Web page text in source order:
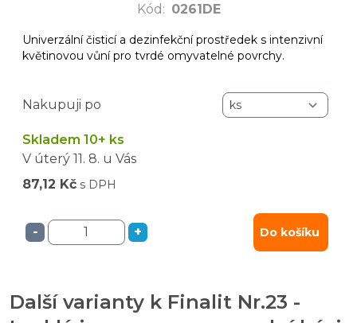
Kód : 0261DE
Univerzální čisticí a dezinfekční prostředek s intenzivní
květinovou vůní pro tvrdé omyvatelné povrchy.
Nakupuji po
Skladem 10+ ks
V úterý 11. 8. u Vás
87,12 Kč s DPH
- + Do košíku
Další varianty k Finalit Nr.23 -